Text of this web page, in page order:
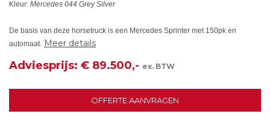
Kleur: Mercedes 044 Grey Silver
De basis van deze horsetruck is een Mercedes Sprinter met 150pk en
automaat. Meer details
Adviesprijs: € 89.500,- ex. BTW
OFFERTE AANVRAGEN